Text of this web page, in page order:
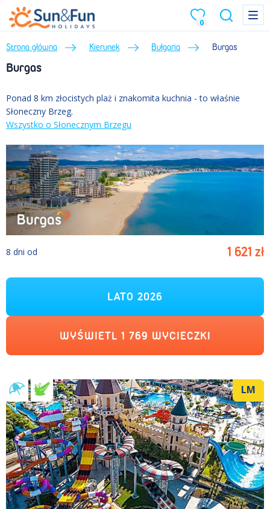
0
Menu Menu
Strona główna Kierunek Bułgaria Burgas
Burgas
Ponad 8 km złocistych plaż i znakomita kuchnia - to właśnie
Słoneczny Brzeg.
Wszystko o Słonecznym Brzegu
8 dni od 1 621 zł
LATO 2026
WYŚWIETL 1 769 WYCIECZKI
LM